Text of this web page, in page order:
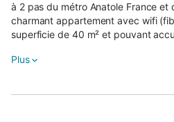
à 2 pas du métro Anatole France et
charmant appartement avec wifi
superficie de 40 m² et pouvant
Situé au 2ᵉ étage (sans ascenseur),
Plus